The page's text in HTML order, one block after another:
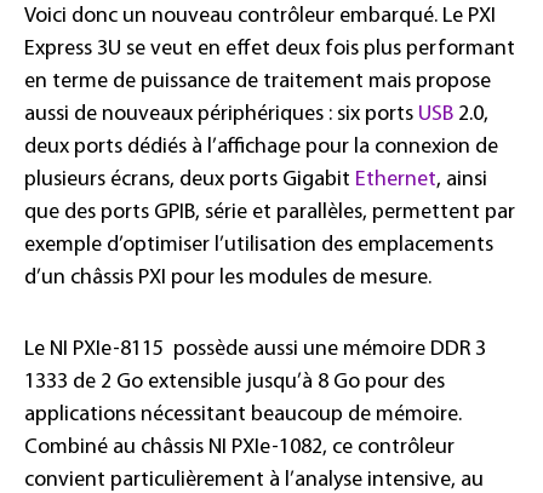
Voici donc un nouveau contrôleur embarqué. Le PXI
Express 3U se veut en effet deux fois plus performant
en terme de puissance de traitement mais propose
aussi de nouveaux périphériques : six ports USB 2.0,
deux ports dédiés à l’affichage pour la connexion de
plusieurs écrans, deux ports Gigabit Ethernet, ainsi
que des ports GPIB, série et parallèles, permettent par
exemple d’optimiser l’utilisation des emplacements
d’un châssis PXI pour les modules de mesure.
Le NI PXIe-8115 possède aussi une mémoire DDR 3
1333 de 2 Go extensible jusqu’à 8 Go pour des
applications nécessitant beaucoup de mémoire.
Combiné au châssis NI PXIe-1082, ce contrôleur
convient particulièrement à l’analyse intensive, au